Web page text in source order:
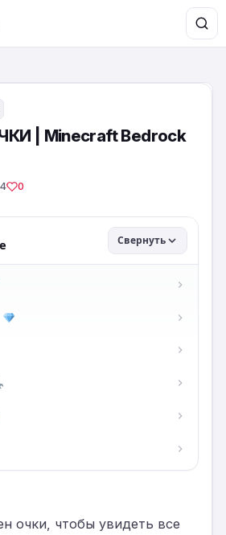
| Minecraft Bedrock
4 0
Свернуть
очки, чтобы увидеть все